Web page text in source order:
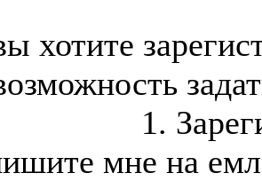
хотите
1.
мне на